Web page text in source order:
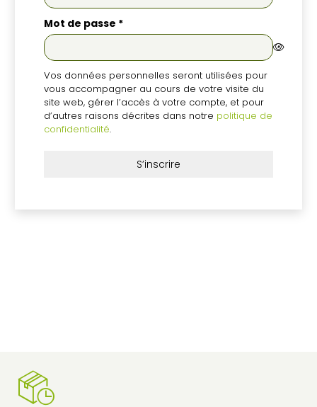
Mot de passe *Obligatoire
Vos données personnelles seront utilisées pour
vous accompagner au cours de votre visite du
site web, gérer l’accès à votre compte, et pour
d’autres raisons décrites dans notre politique de
confidentialité.
S’inscrire